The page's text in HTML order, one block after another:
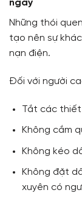
ngày
Những thói
tạo nên sự
nạn điện.
Đối với người
Tắt các thiết
Không cắm
Không kéo
Không đặt
xuyên có